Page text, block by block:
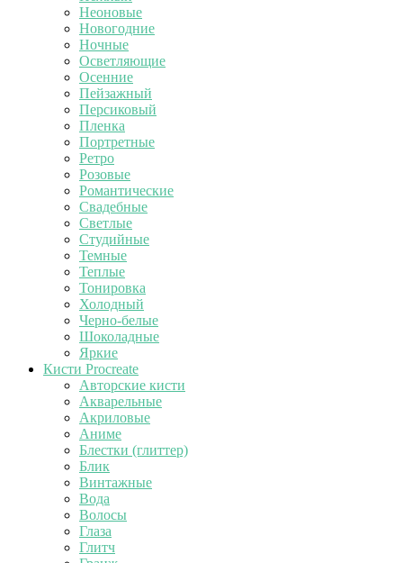
Неоновые
Новогодние
Ночные
Осветляющие
Осенние
Пейзажный
Персиковый
Пленка
Портретные
Ретро
Розовые
Романтические
Свадебные
Светлые
Студийные
Темные
Теплые
Тонировка
Холодный
Черно-белые
Шоколадные
Яркие
Кисти Procreate
Авторские кисти
Акварельные
Акриловые
Аниме
Блестки (глиттер)
Блик
Винтажные
Вода
Волосы
Глаза
Глитч